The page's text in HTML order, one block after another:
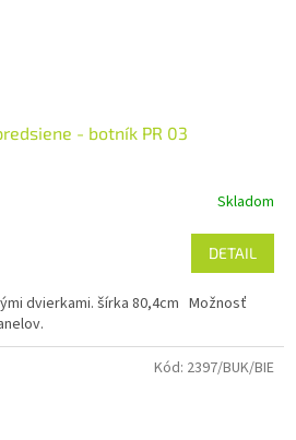
- botník PR 03
Skladom
DETAIL
dvierkami. šírka 80,4cm Možnosť
Kód: 2397/BUK/BIE